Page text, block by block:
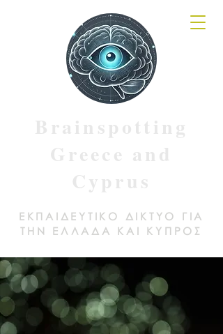
ΕΚΠΑΙΔΕΥΤΙΚΟ ΔΙΚΤΥΟ ΓΙΑ
ΤΗΝ ΕΛΛΑΔΑ ΚΑΙ ΚΥΠΡΟΣ